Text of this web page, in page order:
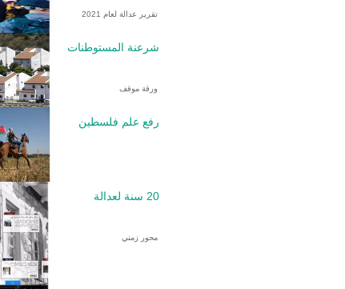
تقرير عدالة لعام 2021
شرعنة المستوطنات
ورقة موقف
رفع علم فلسطين
20 سنة لعدالة
محور زمني
بيانات صحفية متعلقة